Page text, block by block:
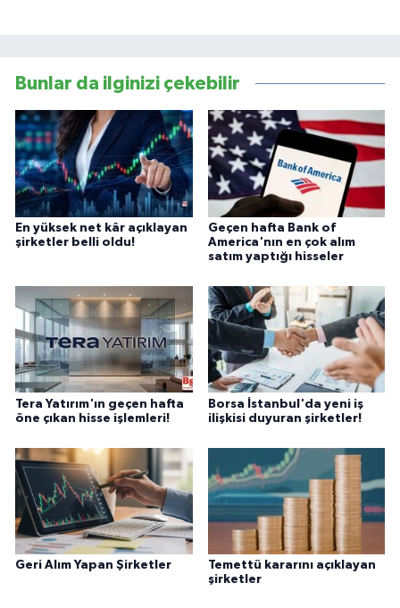
Bunlar da ilginizi çekebilir
En yüksek net kâr açıklayan
şirketler belli oldu!
Geçen hafta Bank of
America'nın en çok alım
satım yaptığı hisseler
Tera Yatırım'ın geçen hafta
öne çıkan hisse işlemleri!
Borsa İstanbul'da yeni iş
ilişkisi duyuran şirketler!
Geri Alım Yapan Şirketler
Temettü kararını açıklayan
şirketler